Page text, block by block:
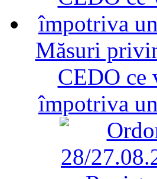
Măsuri
CEDO ce
împotriva